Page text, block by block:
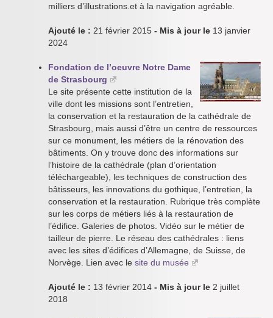
milliers d’illustrations.et à la navigation agréable.
Ajouté le : 21 février 2015 - Mis à jour le 13 janvier
2024
Fondation de l’oeuvre Notre Dame
de Strasbourg
Le site présente cette institution de la
ville dont les missions sont l’entretien,
la conservation et la restauration de la cathédrale de
Strasbourg, mais aussi d’être un centre de ressources
sur ce monument, les métiers de la rénovation des
bâtiments. On y trouve donc des informations sur
l’histoire de la cathédrale (plan d’orientation
téléchargeable), les techniques de construction des
bâtisseurs, les innovations du gothique, l’entretien, la
conservation et la restauration. Rubrique très complète
sur les corps de métiers liés à la restauration de
l’édifice. Galeries de photos. Vidéo sur le métier de
tailleur de pierre. Le réseau des cathédrales : liens
avec les sites d’édifices d’Allemagne, de Suisse, de
Norvège. Lien avec le site du musée
Ajouté le : 13 février 2014 - Mis à jour le 2 juillet
2018